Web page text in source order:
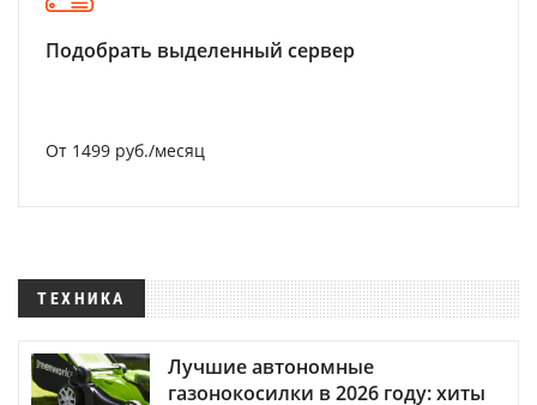
Подобрать выделенный сервер
От 1499 руб./месяц
ТЕХНИКА
Лучшие автономные
газонокосилки в 2026 году: хиты